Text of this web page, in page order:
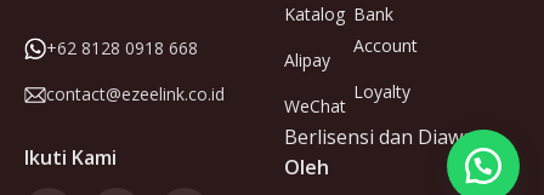
+62 8128 0918 668
contact@ezeelink.co.id
Ikuti Kami
Katalog
Alipay
WeChat
Bank
Account
Loyalty
Berlisensi dan Diawasi
Oleh